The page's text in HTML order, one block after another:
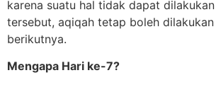
karena suatu hal tidak dapat
tersebut, aqiqah tetap boleh
berikutnya.
Mengapa Hari ke-7?